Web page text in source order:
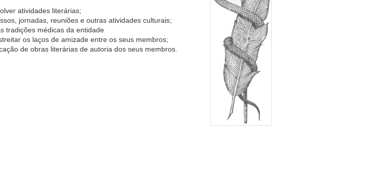
atividades literárias;
jornadas, reuniões e outras atividades culturais;
tradições médicas da entidade
os laços de amizade entre os seus membros;
de obras literárias de autoria dos seus membros.